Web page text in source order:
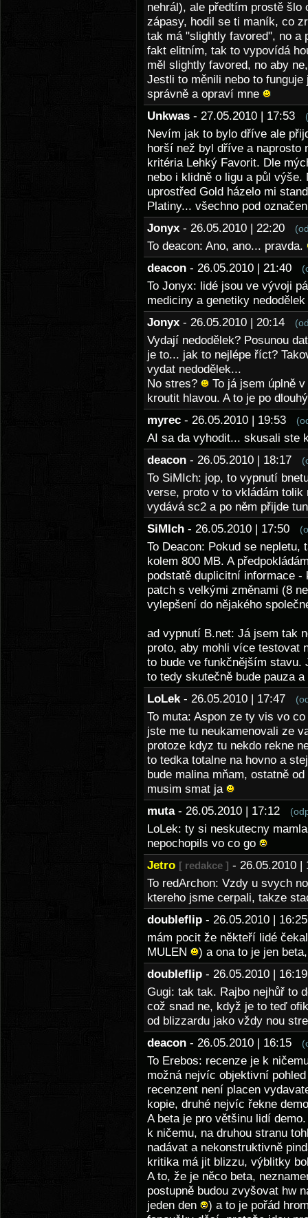
nehrál), ale předtím prostě
zápasy, hodil se ti maník, co
tak má "slightly favored", no a
fakt elitním, tak to vypovídá
měl slightly favored, no aby
Jestli to měnili nebo to
správně a opraví mne
Unkwas - 27.05.2010 | 17:53
Nevím jak to bylo dříve ale
horší než byl dříve a naprosto
kritéria Lehký Favorit. Dle
nebo i klidně o ligu a půl
uprostřed Gold házelo mi
Platiny... všechno pod
Jonyx - 26.05.2010 | 22:20
To deacon: Ano, ano... pravda.
deacon - 26.05.2010 | 21:40
To Jonyx: lidé jsou ve vývoji
mediciny a genetiky nedodělek
Jonyx - 26.05.2010 | 20:14
Vydají nedodělek? Posunou
je to... jak to nejlépe říct?
vydat nedodělek...
No stres?
To já jsem úplně
kroutit hlavou. A to je po
myrec - 26.05.2010 | 19:53
AI sa da vyhodit... skusali ste
deacon - 26.05.2010 | 18:17
To SiMIch: jop, to vypnutí
verse, proto v to vkládám
vydává sc2 a po něm přijde
SiMIch - 26.05.2010 | 17:50
To Deacon: Pokud se
kolem 800 MB. A
podstatě duplicitní informace
patch s velkými změnami (8
vylepšení do nějakého
ad vypnutí B.net: Já jsem tak
proto, aby mohli více testovat
to bude ve funkčnějším stavu.
to tedy skutečně bude pauza
LoLek - 26.05.2010 | 17:47
To muta: Aspon ze ty vis vo
jste me tu neukamenovali ze
protoze kdyz tu nekdo rekne
to tedka totalne na hovno a
bude malina mňam, ostatně
musim smat ja
muta - 26.05.2010 | 17:12
LoLek: ty si neskutecny
nepochopils vo co go
Jetro [ redakce ] - 26.05.2010
To redArchon: Vzdy u svych
ktereho jsme cerpali, takze
doubleflip - 26.05.2010 |
mám pocit že někteří lidé
MULEN
) a ona to je jen
doubleflip - 26.05.2010 |
Gugi: tak tak. Rajbo nejhůř to
což snad ne, když je to teď
od blizzardu jako vždy nou
deacon - 26.05.2010 | 16:15
To Erebos: recenze je k
možná nejvíc objektivní
recenzent není placen
kopie, druhé nejvíc řekne
A beta je pro většinu lidí
k ničemu, na druhou stranu
nadávat a nekonstruktivně
kritika má jit blizzu, výblitky
A to, že je něco beta,
postupně budou zvyšovat hw
jeden den
) a to je pořád